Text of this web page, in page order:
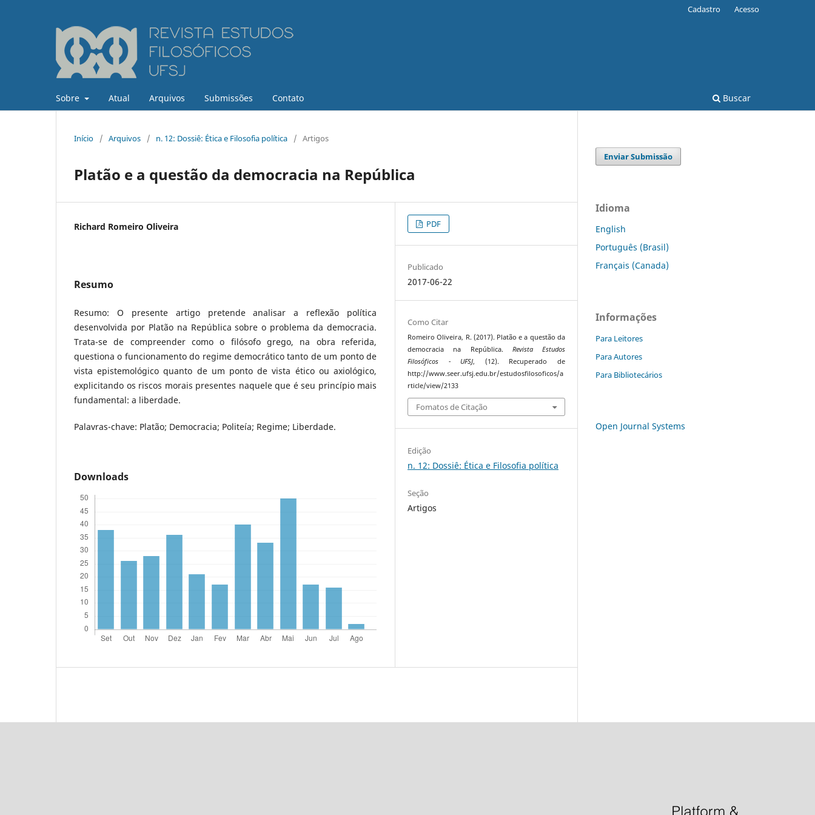
Sobre Atual Arquivos Submissões Contato Buscar
Cadastro Acesso
Início / Arquivos / n. 12: Dossiê: Ética e Filosofia política / Artigos
Platão e a questão da democracia na República
Richard Romeiro Oliveira
Resumo
Resumo: O presente artigo pretende analisar a reflexão política
desenvolvida por Platão na República sobre o problema da democracia.
Trata-se de compreender como o filósofo grego, na obra referida,
questiona o funcionamento do regime democrático tanto de um ponto de
vista epistemológico quanto de um ponto de vista ético ou axiológico,
explicitando os riscos morais presentes naquele que é seu princípio mais
fundamental: a liberdade.
Palavras-chave: Platão; Democracia; Politeía; Regime; Liberdade.
Downloads
PDF
Publicado
2017-06-22
Como Citar
Romeiro Oliveira, R. (2017). Platão e a questão da
democracia na República. Revista Estudos
Filosóficos - UFSJ, (12). Recuperado de
http://www.seer.ufsj.edu.br/estudosfilosoficos/a
rticle/view/2133
Fomatos de Citação
Edição
n. 12: Dossiê: Ética e Filosofia política
Seção
Artigos
Enviar Submissão
Idioma
English
Português (Brasil)
Français (Canada)
Informações
Para Leitores
Para Autores
Para Bibliotecários
Open Journal Systems